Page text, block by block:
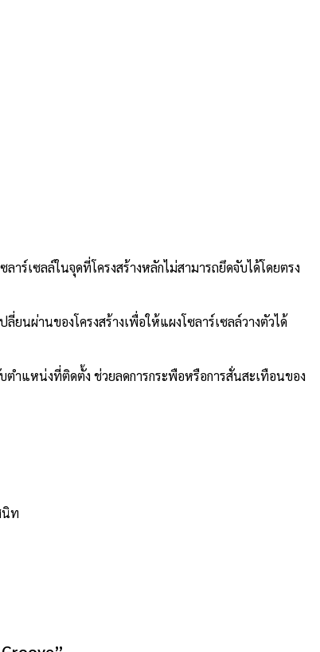
ร์เซลล์ในจุดที่โครงสร้างหลักไม่สามารถยึดจับได้โดยตรง
ยนผ่านของโครงสร้างเพื่อให้แผงโซลาร์เซลล์วางตัวได้
ตำแหน่งที่ติดตั้ง ช่วยลดการกระพือหรือการสั่นสะเทือนของ
นิท